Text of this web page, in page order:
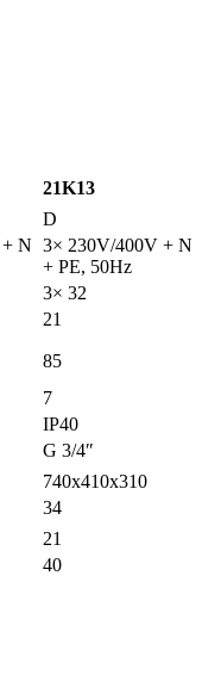
21K13
D
N 3× 230V/400V + N
+ PE, 50Hz
3× 32
21
85
7
IP40
G 3/4″
740x410x310
34
21
40